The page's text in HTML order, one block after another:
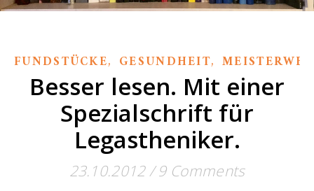
FUNDSTÜCKE, GESUNDHEIT,
Besser lesen. Mit einer
Spezialschrift für
Legastheniker.
23.10.2012/ 9 Comments